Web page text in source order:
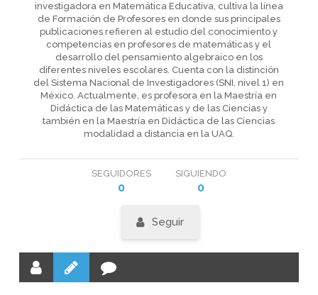
investigadora en Matemática Educativa, cultiva la línea
de Formación de Profesores en donde sus principales
publicaciones refieren al estudio del conocimiento y
competencias en profesores de matemáticas y el
desarrollo del pensamiento algebraico en los
diferentes niveles escolares. Cuenta con la distinción
del Sistema Nacional de Investigadores (SNI, nivel 1) en
México. Actualmente, es profesora en la Maestría en
Didáctica de las Matemáticas y de las Ciencias y
también en la Maestría en Didáctica de las Ciencias
modalidad a distancia en la UAQ.
SEGUIDORES
0
SIGUIENDO
0
Seguir